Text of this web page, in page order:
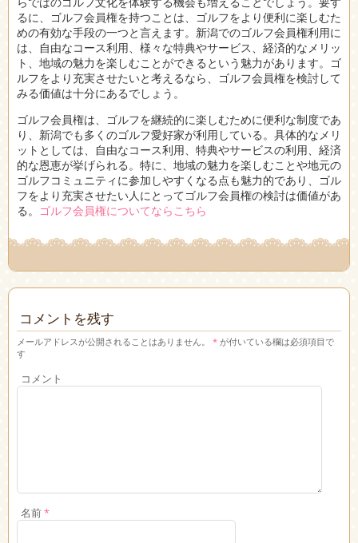
るに、ゴルフ会員権を持つことは、ゴルフをより便利に楽しむた
めの有効な手段の一つと言えます。新潟でのゴルフ会員権利用に
は、自由なコース利用、様々な特典やサービス、経済的なメリッ
ト、地域の魅力を楽しむことができるという魅力があります。ゴ
ルフをより充実させたいと考えるなら、ゴルフ会員権を検討して
みる価値は十分にあるでしょう。
ゴルフ会員権は、ゴルフを継続的に楽しむために便利な制度であ
り、新潟でも多くのゴルフ愛好家が利用している。具体的なメリ
ットとしては、自由なコース利用、特典やサービスの利用、経済
的な恩恵が挙げられる。特に、地域の魅力を楽しむことや地元の
ゴルフコミュニティに参加しやすくなる点も魅力的であり、ゴル
フをより充実させたい人にとってゴルフ会員権の検討は価値があ
る。 ゴルフ会員権についてならこちら
コメントを残す
メールアドレスが公開されることはありません。 * が付いている欄は必須項目で
す
コメント
名前*